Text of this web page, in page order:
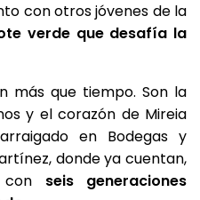
con otros jóvenes de la
verde que desafía la
más que tiempo. Son la
y el corazón de Mireia
en Bodegas y
donde ya cuentan,
seis generaciones